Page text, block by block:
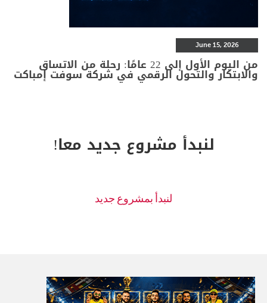
June 15, 2026
من اليوم الأول إلى 22 عامًا: رحلة من الاتساق
والابتكار والتحول الرقمي في شركة سوفت إمباكت
لنبدأ مشروع جديد معا!